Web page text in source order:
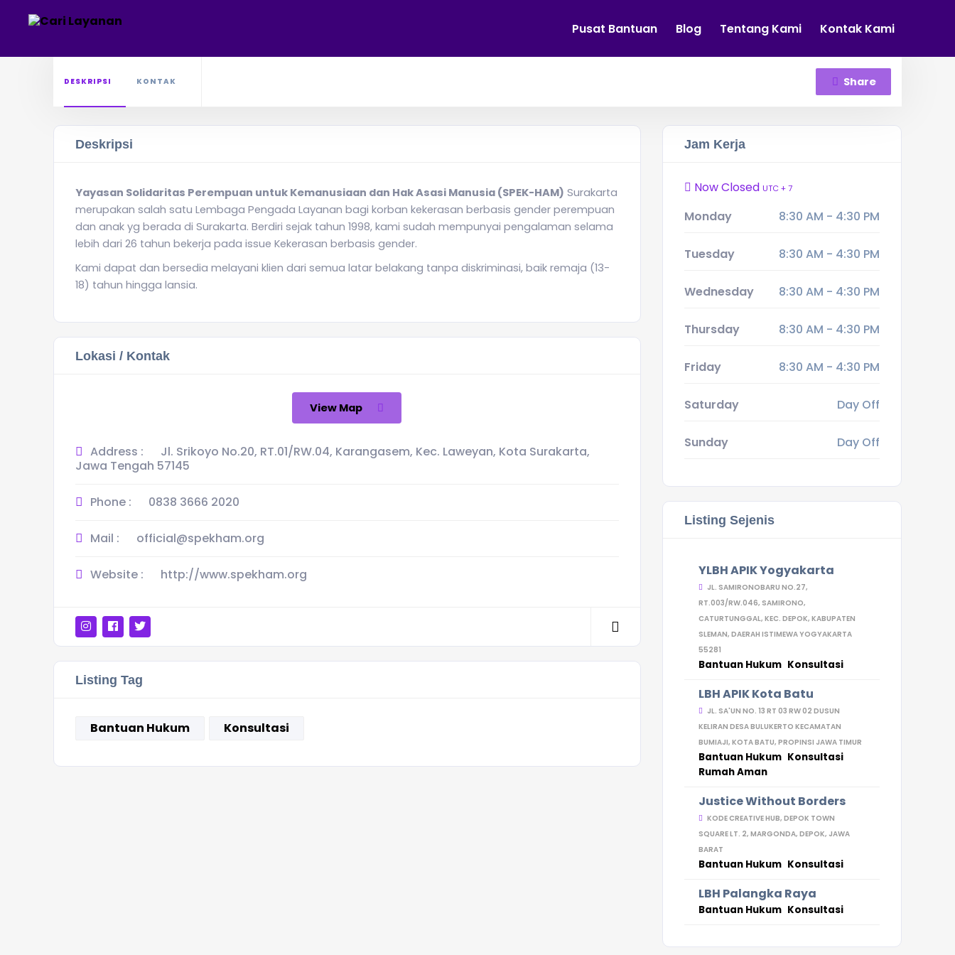
Pusat Bantuan Blog Tentang Kami Kontak Kami
DESKRIPSI KONTAK Share
Deskripsi
Yayasan Solidaritas Perempuan untuk Kemanusiaan dan Hak Asasi Manusia (SPEK-HAM) Surakarta
merupakan salah satu Lembaga Pengada Layanan bagi korban kekerasan berbasis gender perempuan
dan anak yg berada di Surakarta. Berdiri sejak tahun 1998, kami sudah mempunyai pengalaman selama
lebih dari 26 tahun bekerja pada issue Kekerasan berbasis gender.
Kami dapat dan bersedia melayani klien dari semua latar belakang tanpa diskriminasi, baik remaja (13-
18) tahun hingga lansia.
Lokasi / Kontak
View Map
Address :
Jl. Srikoyo No.20, RT.01/RW.04, Karangasem, Kec. Laweyan, Kota Surakarta,
Jawa Tengah 57145
Phone : 0838 3666 2020
Mail : official@spekham.org
Website : http://www.spekham.org
Listing Tag
Bantuan Hukum Konsultasi
Jam Kerja
Now Closed UTC + 7
Monday 8:30 AM - 4:30 PM
Tuesday 8:30 AM - 4:30 PM
Wednesday 8:30 AM - 4:30 PM
Thursday 8:30 AM - 4:30 PM
Friday 8:30 AM - 4:30 PM
Saturday Day Off
Sunday Day Off
Listing Sejenis
YLBH APIK Yogyakarta
JL. SAMIRONOBARU NO.27,
RT.003/RW.046, SAMIRONO,
CATURTUNGGAL, KEC. DEPOK, KABUPATEN
SLEMAN, DAERAH ISTIMEWA YOGYAKARTA
55281
Bantuan Hukum Konsultasi
LBH APIK Kota Batu
JL. SA'UN NO. 13 RT 03 RW 02 DUSUN
KELIRAN DESA BULUKERTO KECAMATAN
BUMIAJI, KOTA BATU, PROPINSI JAWA TIMUR
Bantuan Hukum Konsultasi
Rumah Aman
Justice Without Borders
KODE CREATIVE HUB, DEPOK TOWN
SQUARE LT. 2, MARGONDA, DEPOK, JAWA
BARAT
Bantuan Hukum Konsultasi
LBH Palangka Raya
Bantuan Hukum Konsultasi